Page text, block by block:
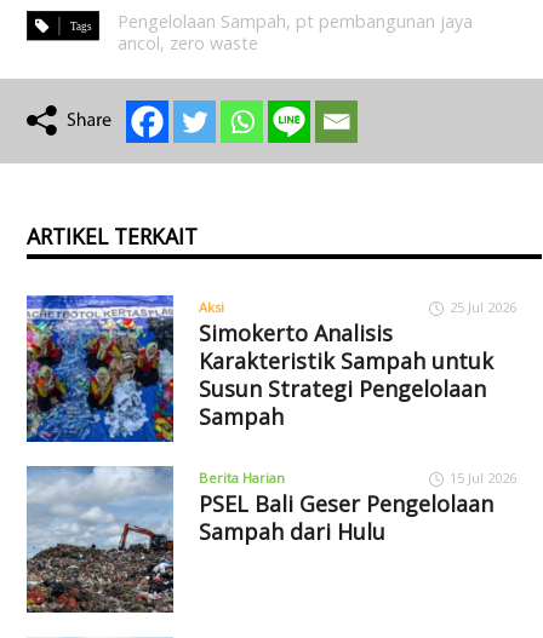
Pengelolaan Sampah, pt pembangunan jaya
ancol, zero waste
ARTIKEL TERKAIT
Aksi 25 Jul 2026
Simokerto Analisis
Karakteristik Sampah untuk
Susun Strategi Pengelolaan
Sampah
Berita Harian 15 Jul 2026
PSEL Bali Geser Pengelolaan
Sampah dari Hulu